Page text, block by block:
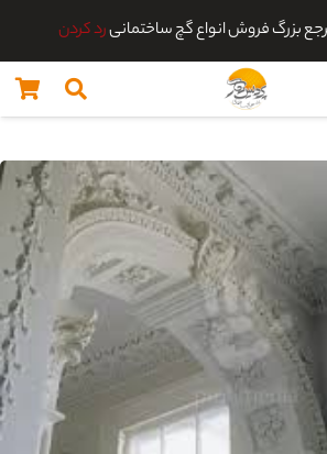
بزرگ فروش انواع گچ ساختمانیرد کردن